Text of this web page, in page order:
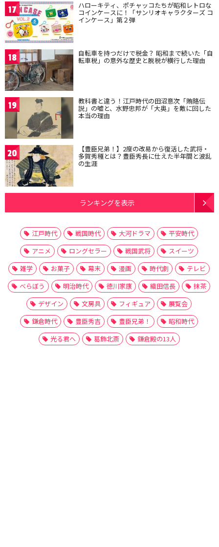
17 ハローキティ、ポチャッコたちが昭和レトロな
コインケースに！「サンリオキャラクターズ コ
インケース」第２弾
18 自転車を持つだけで税金？ 昭和まで続いた「自
転車税」の意外な歴史と脱税が横行した理由
19 教科書と違う！江戸時代の田沼意次「賄賂伝
説」の嘘と、水野忠邦が「大奥」を敵に回した
本当の理由
20 【豊臣兄弟！】2度の改易から復活した武将・
多賀秀種とは？豊臣秀長に仕えた半年間と波乱
の生涯
ランキングを表示
江戸時代 戦国時代 大河ドラマ
平安時代
アニメ
ロングセラー 戦国武将
スイーツ
雑学
お菓子 幕末 漫画 時代劇
テレビ
べらぼう
明治時代 徳川家康 織田信長
抹茶
デザイン
文房具 フィギュア
展覧会
鎌倉時代
豊臣秀吉 豊臣兄弟！
昭和時代
光る君へ
葛飾北斎 鎌倉殿の13人